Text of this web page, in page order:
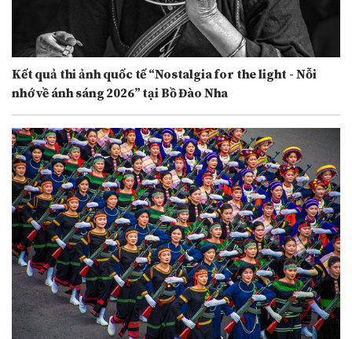
Kết quả thi ảnh quốc tế “Nostalgia for the light - Nỗi
nhớ về ánh sáng 2026” tại Bồ Đào Nha